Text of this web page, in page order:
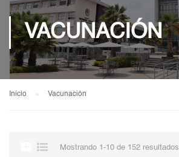
VACUNACIÓN
Inicio Vacunación
Mostrando 1-10 de 152 resultados